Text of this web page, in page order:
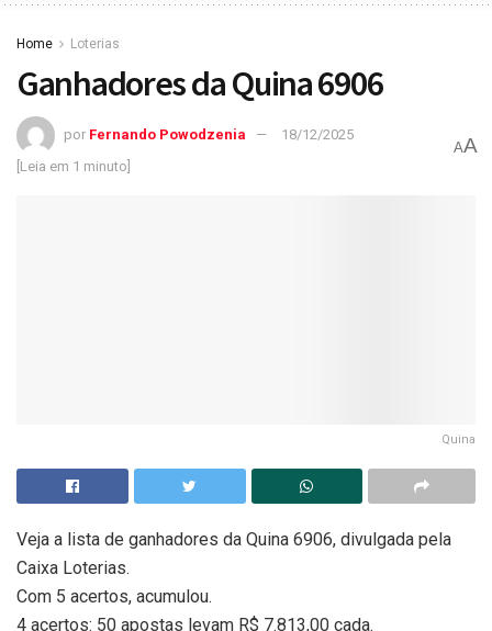
Home Loterias
Ganhadores da Quina 6906
por Fernando Powodzenia
18/12/2025
[Leia em 1 minuto]
AA
Quina
Veja a lista de ganhadores da Quina 6906, divulgada pela
Caixa Loterias.
Com 5 acertos, acumulou.
4 acertos: 50 apostas levam R$ 7.813,00 cada.